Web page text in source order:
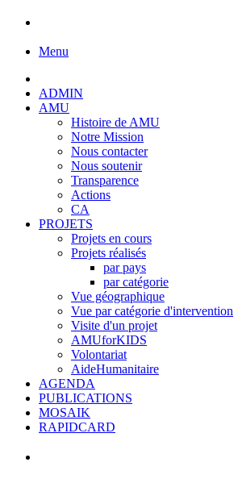
Menu
ADMIN
AMU
Histoire de AMU
Notre Mission
Nous contacter
Nous soutenir
Transparence
Actions
CA
PROJETS
Projets en cours
Projets réalisés
par pays
par catégorie
Vue géographique
Vue par catégorie d'intervention
Visite d'un projet
AMUforKIDS
Volontariat
AideHumanitaire
AGENDA
PUBLICATIONS
MOSAIK
RAPIDCARD